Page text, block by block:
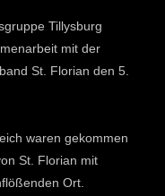
Tillysburg
mit der
St. Florian den 5.
waren gekommen
St. Florian mit
Ort.